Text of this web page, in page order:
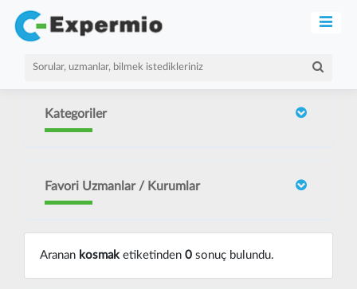
Kategoriler
Favori Uzmanlar / Kurumlar
Aranan kosmaketiketinden 0sonuç bulundu.